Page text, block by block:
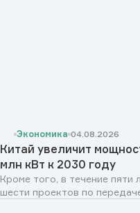
Экономика 04.08.2026
Китай увеличит
млн кВт к 2030 году
Кроме того, в течение пяти
шести проектов по